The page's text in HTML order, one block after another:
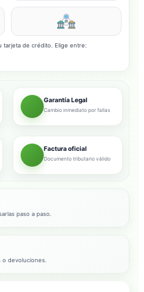
tarjeta de crédito. Elige entre:
Garantía Legal
Cambio inmediato por fallas
Factura oficial
Documento tributario válido
paso a paso.
o devoluciones.